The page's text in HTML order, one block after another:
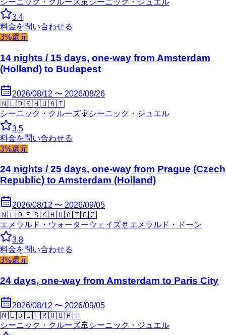
シーニック・クルーズ 🚢 シーニック・ジュエル
3.4
料金を問い合わせる
3%還元
14 nights / 15 days, one-way from Amsterdam
(Holland) to Budapest
2026/08/12 〜 2026/08/26
🇳🇱🇩🇪🇭🇺🇦🇹
シーニック・クルーズ🚢 シーニック・ジュエル
3.5
料金を問い合わせる
3%還元
24 nights / 25 days, one-way from Prague (Czech
Republic) to Amsterdam (Holland)
2026/08/12 〜 2026/09/05
🇳🇱🇩🇪🇸🇰🇭🇺🇦🇹🇨🇿
エメラルド・ウォーターウェイズ🚢 エメラルド・ドーン
3.8
料金を問い合わせる
3%還元
24 days, one-way from Amsterdam to Paris City
2026/08/12 〜 2026/09/05
🇳🇱🇩🇪🇫🇷🇭🇺🇦🇹
シーニック・クルーズ🚢 シーニック・ジュエル